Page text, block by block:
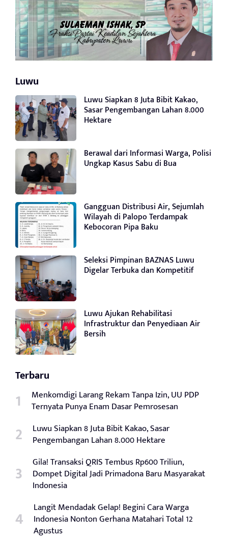
Luwu
Luwu Siapkan 8 Juta Bibit Kakao,
Sasar Pengembangan Lahan 8.000
Hektare
Berawal dari Informasi Warga, Polisi
Ungkap Kasus Sabu di Bua
Gangguan Distribusi Air, Sejumlah
Wilayah di Palopo Terdampak
Kebocoran Pipa Baku
Seleksi Pimpinan BAZNAS Luwu
Digelar Terbuka dan Kompetitif
Luwu Ajukan Rehabilitasi
Infrastruktur dan Penyediaan Air
Bersih
Terbaru
Menkomdigi Larang Rekam Tanpa Izin, UU PDP
Ternyata Punya Enam Dasar Pemrosesan
Luwu Siapkan 8 Juta Bibit Kakao, Sasar
Pengembangan Lahan 8.000 Hektare
Gila! Transaksi QRIS Tembus Rp600 Triliun,
Dompet Digital Jadi Primadona Baru Masyarakat
Indonesia
Langit Mendadak Gelap! Begini Cara Warga
Indonesia Nonton Gerhana Matahari Total 12
Agustus